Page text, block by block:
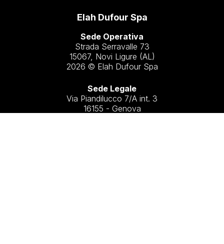
Elah Dufour Spa
Sede Operativa
Strada Serravalle 73
15067, Novi Ligure (AL)
2026 © Elah Dufour Spa
Sede Legale
Via Piandilucco 7/A int. 3
16155 - Genova